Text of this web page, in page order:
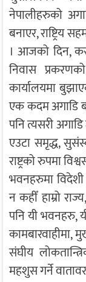
नेपालीहरुको
बनाएर, राष्ट्रिय
। आजको दिन,
निवास
कार्यालयमा
एक कदम अगाडि
पनि त्यसरी
एउटा समृद्ध,
राष्ट्रको रुपमा
भवनहरुमा
न कहीँ हाम्रो
पनि यी भवनहरु,
कामबारवाहीमा,
संघीय
महशुस गर्ने